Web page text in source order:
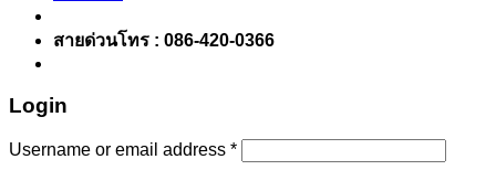
สายด่วนโทร : 086-420-0366
Login
Username or email address *